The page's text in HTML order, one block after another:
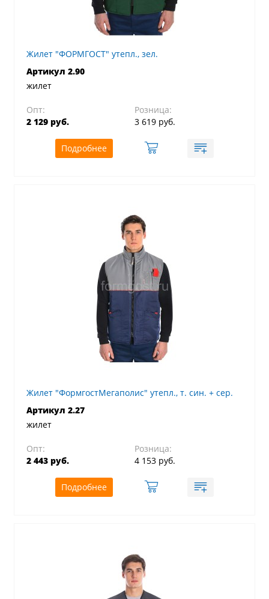
Жилет "ФОРМГОСТ" утепл., зел.
Артикул 2.90
жилет
Опт:
2 129 руб.
Розница:
3 619 руб.
Подробнее
Жилет "ФормгостМегаполис" утепл., т. син. + сер.
Артикул 2.27
жилет
Опт:
2 443 руб.
Розница:
4 153 руб.
Подробнее